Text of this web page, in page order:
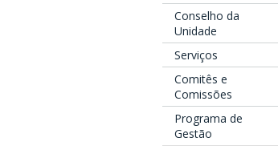
Conselho da
Unidade
Serviços
Comitês e
Comissões
Programa de
Gestão